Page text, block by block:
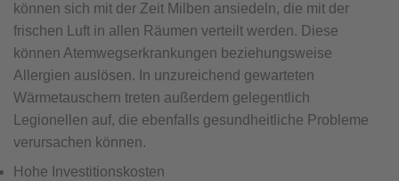
können sich mit der Zeit Milben ansiedeln, die mit der
frischen Luft in allen Räumen verteilt werden. Diese
können Atemwegserkrankungen beziehungsweise
Allergien auslösen. In unzureichend gewarteten
Wärmetauschern treten außerdem gelegentlich
Legionellen auf, die ebenfalls gesundheitliche Probleme
verursachen können.
Hohe Investitionskosten